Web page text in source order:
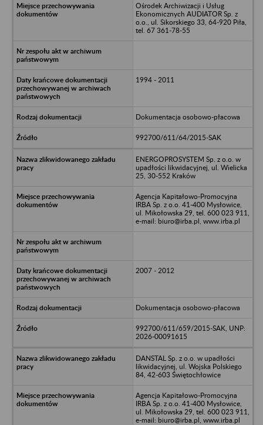
Ośrodek Archiwizacji i Usług
Ekonomicznych AUDIATOR Sp. z
o.o., ul. Sikorskiego 33, 64-920 Piła,
tel. 67 361-78-55
1994 - 2011
Dokumentacja osobowo-płacowa
992700/611/64/2015-SAK
ENERGOPROSYSTEM Sp. z o.o. w
upadłości likwidacyjnej, ul. Wielicka
25, 30-552 Kraków
Agencja Kapitałowo-Promocyjna
IRBA Sp. z o.o. 41-400 Mysłowice,
ul. Mikołowska 29, tel. 600 023 911,
e-mail: biuro@irba.pl, www.irba.pl
2007 - 2012
Dokumentacja osobowo-płacowa
992700/611/659/2015-SAK, UNP:
2026-00091615
DANSTAL Sp. z o.o. w upadłości
likwidacyjnej, ul. Wojska Polskiego
84, 42-603 Świętochłowice
Agencja Kapitałowo-Promocyjna
IRBA Sp. z o.o. 41-400 Mysłowice,
ul. Mikołowska 29, tel. 600 023 911,
e-mail: biuro@irba.pl, www.irba.pl